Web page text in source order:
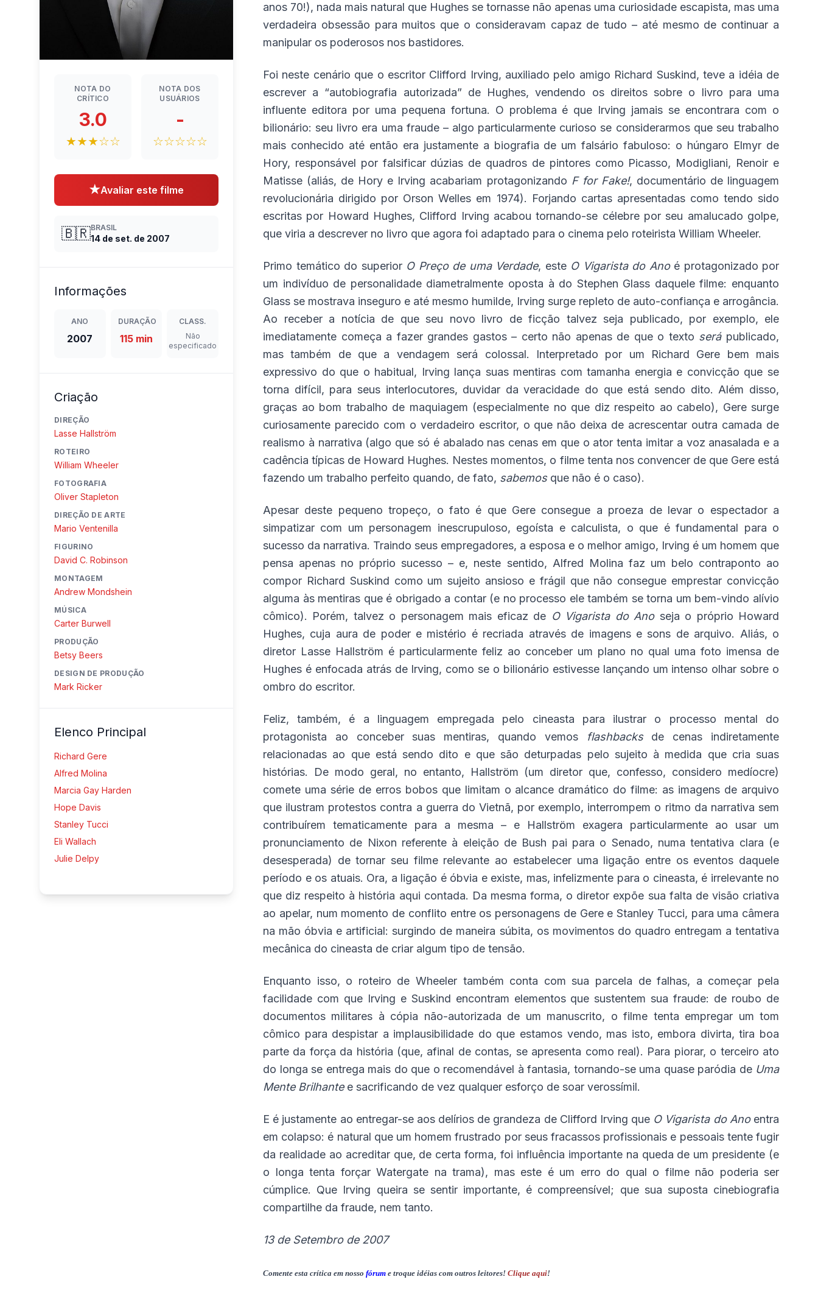
NOTA DO
CRÍTICO
3.0
★★★☆☆
NOTA DOS
USUÁRIOS
-
☆☆☆☆☆
★Avaliar este filme
🇧🇷BRASIL
14 de set. de 2007
Informações
ANO
2007
DURAÇÃO
115 min
CLASS.
Não
especificado
Criação
DIREÇÃO
Lasse Hallström
ROTEIRO
William Wheeler
FOTOGRAFIA
Oliver Stapleton
DIREÇÃO DE ARTE
Mario Ventenilla
FIGURINO
David C. Robinson
MONTAGEM
Andrew Mondshein
MÚSICA
Carter Burwell
PRODUÇÃO
Betsy Beers
DESIGN DE PRODUÇÃO
Mark Ricker
Elenco Principal
Richard Gere
Alfred Molina
Marcia Gay Harden
Hope Davis
Stanley Tucci
Eli Wallach
Julie Delpy
anos 70!), nada mais natural que Hughes se tornasse não apenas uma curiosidade escapista, mas uma
verdadeira obsessão para muitos que o consideravam capaz de tudo – até mesmo de continuar a
manipular os poderosos nos bastidores.
Foi neste cenário que o escritor Clifford Irving, auxiliado pelo amigo Richard Suskind, teve a idéia de
escrever a “autobiografia autorizada” de Hughes, vendendo os direitos sobre o livro para uma
influente editora por uma pequena fortuna. O problema é que Irving jamais se encontrara com o
bilionário: seu livro era uma fraude – algo particularmente curioso se considerarmos que seu trabalho
mais conhecido até então era justamente a biografia de um falsário fabuloso: o húngaro Elmyr de
Hory, responsável por falsificar dúzias de quadros de pintores como Picasso, Modigliani, Renoir e
Matisse (aliás, de Hory e Irving acabariam protagonizando F for Fake!, documentário de linguagem
revolucionária dirigido por Orson Welles em 1974). Forjando cartas apresentadas como tendo sido
escritas por Howard Hughes, Clifford Irving acabou tornando-se célebre por seu amalucado golpe,
que viria a descrever no livro que agora foi adaptado para o cinema pelo roteirista William Wheeler.
Primo temático do superior O Preço de uma Verdade, este O Vigarista do Anoé protagonizado por
um indivíduo de personalidade diametralmente oposta à do Stephen Glass daquele filme: enquanto
Glass se mostrava inseguro e até mesmo humilde, Irving surge repleto de auto-confiança e arrogância.
Ao receber a notícia de que seu novo livro de ficção talvez seja publicado, por exemplo, ele
imediatamente começa a fazer grandes gastos – certo não apenas de que o texto serápublicado,
mas também de que a vendagem será colossal. Interpretado por um Richard Gere bem mais
expressivo do que o habitual, Irving lança suas mentiras com tamanha energia e convicção que se
torna difícil, para seus interlocutores, duvidar da veracidade do que está sendo dito. Além disso,
graças ao bom trabalho de maquiagem (especialmente no que diz respeito ao cabelo), Gere surge
curiosamente parecido com o verdadeiro escritor, o que não deixa de acrescentar outra camada de
realismo à narrativa (algo que só é abalado nas cenas em que o ator tenta imitar a voz anasalada e a
cadência típicas de Howard Hughes. Nestes momentos, o filme tenta nos convencer de que Gere está
fazendo um trabalho perfeito quando, de fato, sabemosque não é o caso).
Apesar deste pequeno tropeço, o fato é que Gere consegue a proeza de levar o espectador a
simpatizar com um personagem inescrupuloso, egoísta e calculista, o que é fundamental para o
sucesso da narrativa. Traindo seus empregadores, a esposa e o melhor amigo, Irving é um homem que
pensa apenas no próprio sucesso – e, neste sentido, Alfred Molina faz um belo contraponto ao
compor Richard Suskind como um sujeito ansioso e frágil que não consegue emprestar convicção
alguma às mentiras que é obrigado a contar (e no processo ele também se torna um bem-vindo alívio
cômico). Porém, talvez o personagem mais eficaz de O Vigarista do Ano seja o próprio Howard
Hughes, cuja aura de poder e mistério é recriada através de imagens e sons de arquivo. Aliás, o
diretor Lasse Hallström é particularmente feliz ao conceber um plano no qual uma foto imensa de
Hughes é enfocada atrás de Irving, como se o bilionário estivesse lançando um intenso olhar sobre o
ombro do escritor.
Feliz, também, é a linguagem empregada pelo cineasta para ilustrar o processo mental do
protagonista ao conceber suas mentiras, quando vemos
flashbacksde cenas indiretamente
relacionadas ao que está sendo dito e que são deturpadas pelo sujeito à medida que cria suas
histórias. De modo geral, no entanto, Hallström (um diretor que, confesso, considero medíocre)
comete uma série de erros bobos que limitam o alcance dramático do filme: as imagens de arquivo
que ilustram protestos contra a guerra do Vietnã, por exemplo, interrompem o ritmo da narrativa sem
contribuírem tematicamente para a mesma – e Hallström exagera particularmente ao usar um
pronunciamento de Nixon referente à eleição de Bush pai para o Senado, numa tentativa clara (e
desesperada) de tornar seu filme relevante ao estabelecer uma ligação entre os eventos daquele
período e os atuais. Ora, a ligação é óbvia e existe, mas, infelizmente para o cineasta, é irrelevante no
que diz respeito à história aqui contada. Da mesma forma, o diretor expõe sua falta de visão criativa
ao apelar, num momento de conflito entre os personagens de Gere e Stanley Tucci, para uma câmera
na mão óbvia e artificial: surgindo de maneira súbita, os movimentos do quadro entregam a tentativa
mecânica do cineasta de criar algum tipo de tensão.
Enquanto isso, o roteiro de Wheeler também conta com sua parcela de falhas, a começar pela
facilidade com que Irving e Suskind encontram elementos que sustentem sua fraude: de roubo de
documentos militares à cópia não-autorizada de um manuscrito, o filme tenta empregar um tom
cômico para despistar a implausibilidade do que estamos vendo, mas isto, embora divirta, tira boa
parte da força da história (que, afinal de contas, se apresenta como real). Para piorar, o terceiro ato
do longa se entrega mais do que o recomendável à fantasia, tornando-se uma quase paródia de Uma
Mente Brilhantee sacrificando de vez qualquer esforço de soar verossímil.
E é justamente ao entregar-se aos delírios de grandeza de Clifford Irving que O Vigarista do Ano entra
em colapso: é natural que um homem frustrado por seus fracassos profissionais e pessoais tente fugir
da realidade ao acreditar que, de certa forma, foi influência importante na queda de um presidente (e
o longa tenta forçar Watergate na trama), mas este é um erro do qual o filme não poderia ser
cúmplice. Que Irving queira se sentir importante, é compreensível; que sua suposta cinebiografia
compartilhe da fraude, nem tanto.
13 de Setembro de 2007
Comente esta crítica em nosso fórum e troque idéias com outros leitores! Clique aqui!